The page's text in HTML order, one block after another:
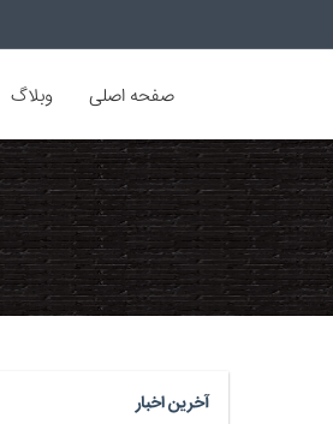
صفحه اصلی وبلاگ
آخرین اخبار